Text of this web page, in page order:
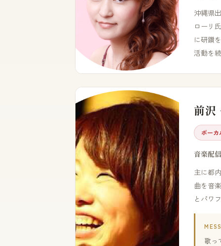
沖縄県
ローリ
に研鑽
活動を
前沢
ボーカ
音楽配
主に都
曲を音
とパワ
歌っ